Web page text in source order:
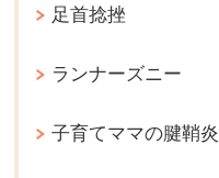
足首捻挫
ランナーズニー
子育てママの腱鞘炎